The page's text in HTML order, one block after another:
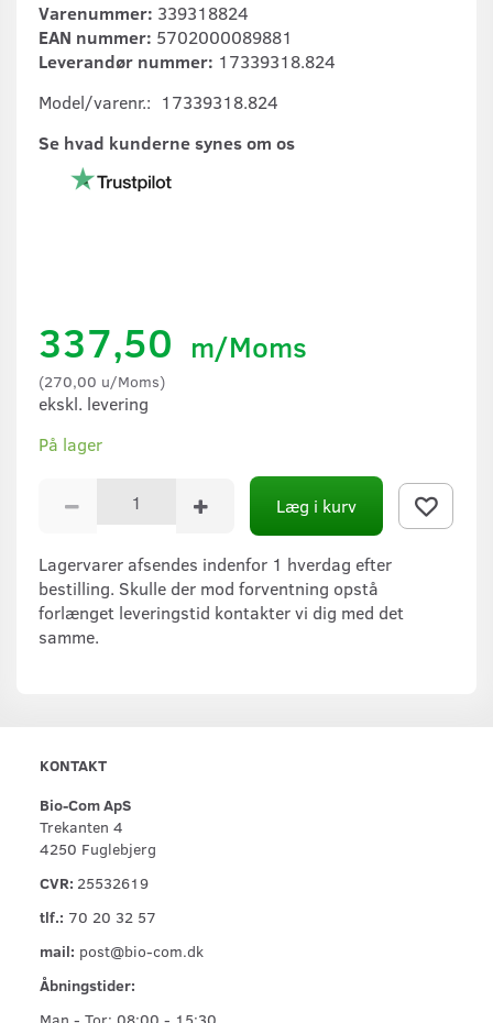
Varenummer: 339318824
EAN nummer: 5702000089881
Leverandør nummer: 17339318.824
Model/varenr.: 17339318.824
Se hvad kunderne synes om os
337,50 m/Moms
(270,00 u/Moms)
ekskl. levering
På lager
Læg i kurv
Lagervarer afsendes indenfor 1 hverdag efter
bestilling. Skulle der mod forventning opstå
forlænget leveringstid kontakter vi dig med det
samme.
KONTAKT
Bio-Com ApS
Trekanten 4
4250 Fuglebjerg
CVR: 25532619
tlf.: 70 20 32 57
mail: post@bio-com.dk
Åbningstider: